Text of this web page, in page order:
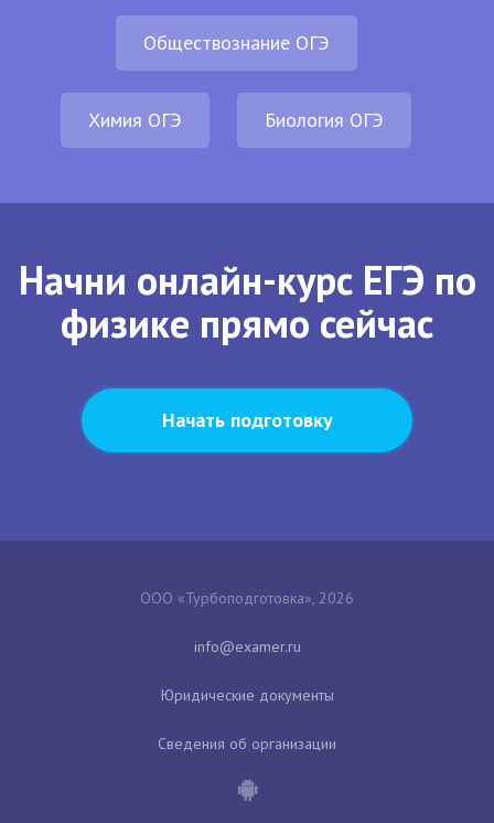
Обществознание ОГЭ
Химия ОГЭ Биология ОГЭ
Начни онлайн-курс ЕГЭ по
физике прямо сейчас
Начать подготовку
ООО «Турбоподготовка», 2026
Юридические документы
Сведения об организации